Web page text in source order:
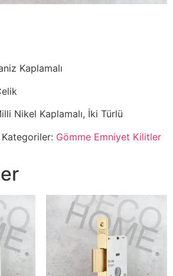
Kaplamalı
Nikel Kaplamalı, İki Türlü
Kategoriler: Gömme Emniyet Kilitler